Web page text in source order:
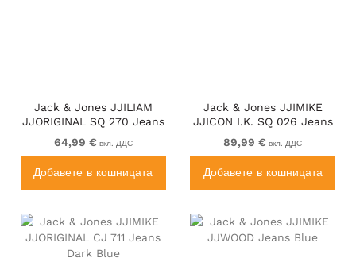
Jack & Jones JJILIAM
JJORIGINAL SQ 270 Jeans
Black Denim
64,99 € вкл. ДДС
Добавете в кошницата
Jack & Jones JJIMIKE
JJICON I.K. SQ 026 Jeans
Blue Denim
89,99 € вкл. ДДС
Добавете в кошницата